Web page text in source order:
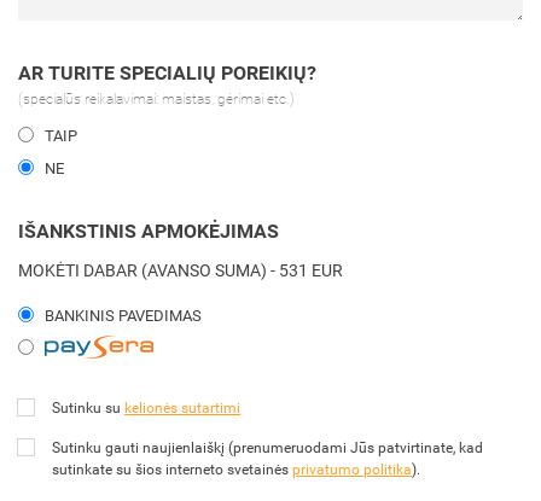
AR TURITE SPECIALIŲ POREIKIŲ?
(specialūs reikalavimai: maistas, gėrimai etc.)
TAIP
NE
IŠANKSTINIS APMOKĖJIMAS
MOKĖTI DABAR (AVANSO SUMA) - 531 EUR
BANKINIS PAVEDIMAS
Sutinku su kelionės sutartimi
Sutinku gauti naujienlaiškį (prenumeruodami Jūs patvirtinate, kad
sutinkate su šios interneto svetainės privatumo politika).